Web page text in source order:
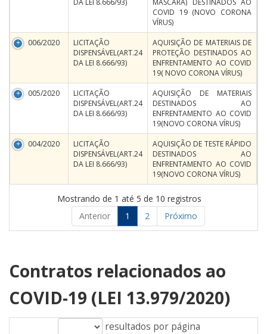
DA LEI 8.666/93)
MASCARA) DESTINADOS AO
COVID 19 (NOVO CORONA
VÍRUS)
006/2020
LICITAÇÃO
DISPENSÁVEL(ART.24
DA LEI 8.666/93)
AQUISIÇÃO DE MATERIAIS DE
PROTEÇÃO DESTINADOS AO
ENFRENTAMENTO AO COVID
19( NOVO CORONA VÍRUS)
005/2020
LICITAÇÃO
DISPENSÁVEL(ART.24
DA LEI 8.666/93)
AQUISIÇÃO DE MATERIAIS
DESTINADOS AO
ENFRENTAMENTO AO COVID
19(NOVO CORONA VÍRUS)
004/2020
LICITAÇÃO
DISPENSÁVEL(ART.24
DA LEI 8.666/93)
AQUISIÇÃO DE TESTE RÁPIDO
DESTINADOS AO
ENFRENTAMENTO AO COVID
19(NOVO CORONA VÍRUS)
Mostrando de 1 até 5 de 10 registros
Anterior
1 2 Próximo
Contratos relacionados ao
COVID-19 (LEI 13.979/2020)
resultados por página